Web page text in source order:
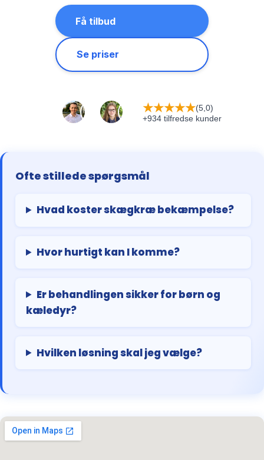
Få tilbud
Se priser
★★★★★(5,0)
+934 tilfredse kunder
Ofte stillede spørgsmål
Hvad koster skægkræ bekæmpelse?
Hvor hurtigt kan I komme?
Er behandlingen sikker for børn og
kæledyr?
Hvilken løsning skal jeg vælge?